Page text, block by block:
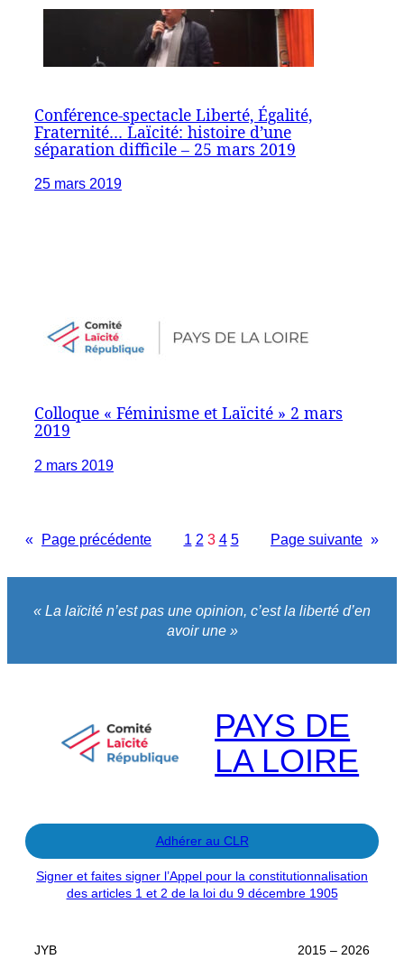
Conférence-spectacle Liberté, Égalité,
Fraternité… Laïcité: histoire d’une
séparation difficile – 25 mars 2019
25 mars 2019
Colloque « Féminisme et Laïcité » 2 mars
2019
2 mars 2019
« Page précédente 1 2 3 4 5 Page suivante »
« La laïcité n’est pas une opinion, c’est la liberté d’en
avoir une »
PAYS DE
LA LOIRE
Adhérer au CLR
Signer et faites signer l’Appel pour la constitutionnalisation
des articles 1 et 2 de la loi du 9 décembre 1905
JYB 2015 – 2026